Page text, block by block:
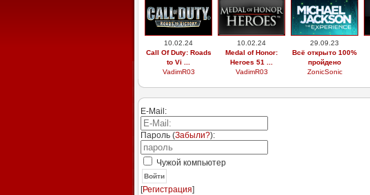
10.02.24
Call Of Duty: Roads
to Vi ...
VadimR03
10.02.24
Medal of Honor:
Heroes 51 ...
VadimR03
29.09.23
Всё открыто 100%
пройдено
ZonicSonic
E-Mail:
Пароль (Забыли?):
Чужой компьютер
Войти
[Регистрация]